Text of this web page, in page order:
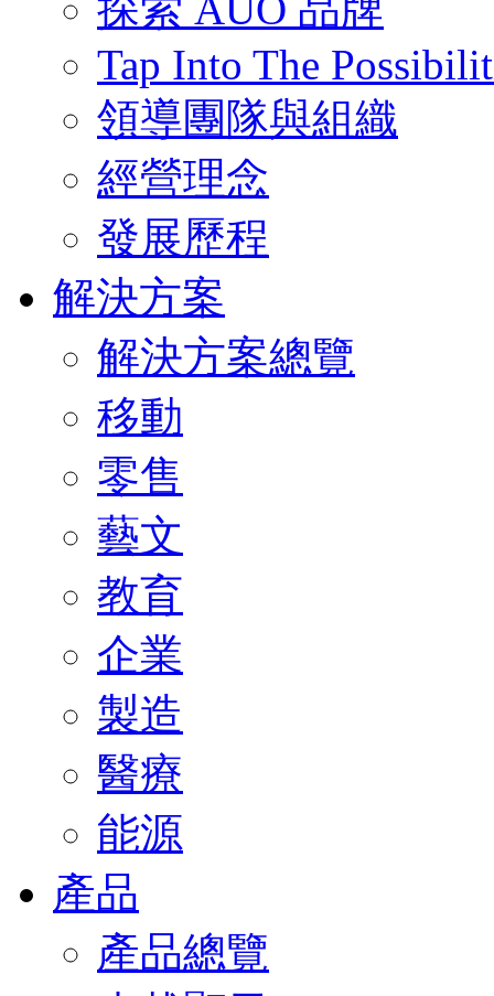
探索 AUO 品牌
Tap Into The
領導團隊與組織
經營理念
發展歷程
解決方案
解決方案總覽
移動
零售
藝文
教育
企業
製造
醫療
能源
產品
產品總覽